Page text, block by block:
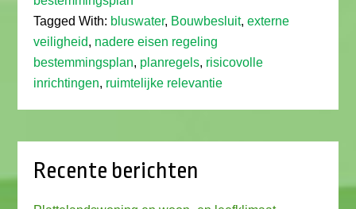
Tagged With: bluswater, Bouwbesluit,externe
veiligheid, nadere eisen regeling
bestemmingsplan, planregels, risicovolle
inrichtingen, ruimtelijke relevantie
Recente berichten